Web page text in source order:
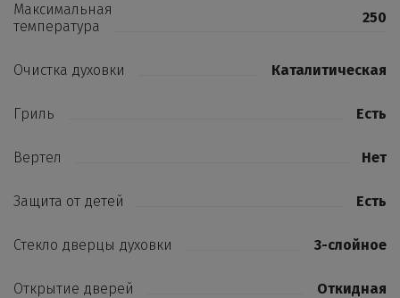
Максимальная
температура
250
Очистка духовки Каталитическая
Гриль Есть
Вертел Нет
Защита от детей Есть
Стекло дверцы духовки 3-слойное
Открытие дверей Откидная